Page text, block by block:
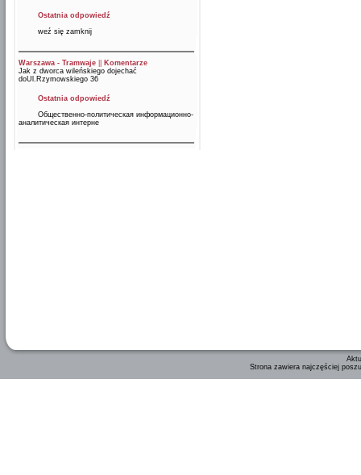
Ostatnia odpowiedź
weź się zamknij
Warszawa - Tramwaje
Komentarze
Jak z dworca wileńskiego dojechać
doUl.Rzymowskiego 36
Ostatnia odpowiedź
Общественно-политическая информационно-
аналитическая интерне
Strona zawiera najczęściej